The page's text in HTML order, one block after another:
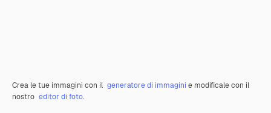
Crea le tue immagini con il generatore di immagini e modificale con il
nostro editor di foto.